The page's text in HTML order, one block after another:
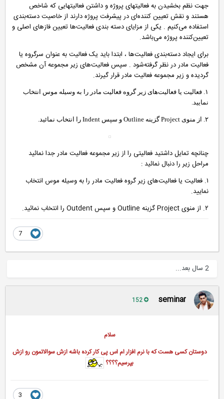
جهت نظم بخشیدن به فعالیتهای پروژه و داشتن فعالیتهایی که شاخص
هستند و نقش تعیین کننده‌ای در پیشرفت پروژه دارند از خاصیت دسته‌بندی
استفاده می‌کنیم . یکی از مزایای دسته بندی فعالیت‌ها تعیین فازهای اصلی و
تعیین‌کننده پروژه می‌باشد.
برای ایجاد دسته‌بندی فعالیت‌ها ، ابتدا باید یک فعالیت به عنوان سرگروه یا
فعالیت مادر در نظر گرفته‌شود . سپس فعالیت‌های زیر مجموعه آن مشخص
گردیده و زیر مجموعه فعالیت مادر قرار گیرند.
فعالیت‌ یا فعالیت‌های زیر گروه فعالیت مادر را به ‌وسیله موس انتخاب
نمایید.
از منوی Project گزینه Outline و سپس Indent را انتخاب نمائید.
چنانچه تمایل داشتید فعالیتی را از زیر مجموعه فعالیت مادر جدا نمائید
مراحل زیر را دنبال نمائید :
١. فعالیت‌ یا فعالیت‌های زیر گروه فعالیت مادر را به ‌وسیله موس انتخاب
نمایید.
seminar
سلام
دوستان کسی هست که با نرم افزار ام اس پی کار کرده باشه ازش سوالاتمون رو ازش
بپرسیم؟؟؟؟